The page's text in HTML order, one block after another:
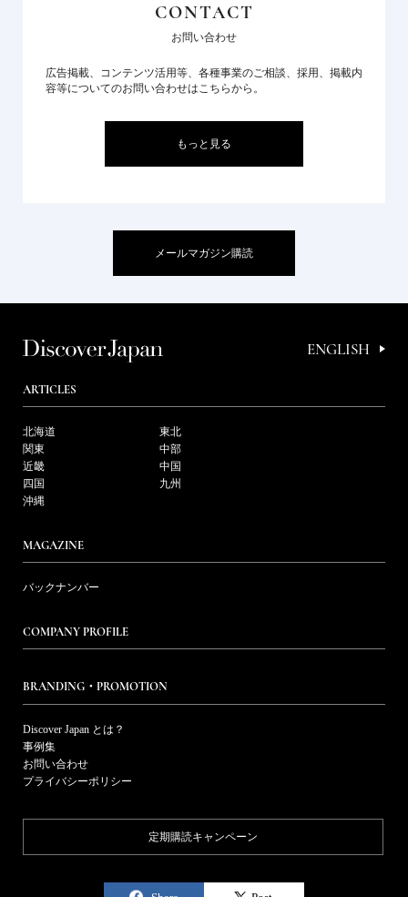
CONTACT
お問い合わせ
広告掲載、コンテンツ活用等、各種事業のご相談、採用、掲載内
容等についてのお問い合わせはこちらから。
もっと見る
メールマガジン購読
ENGLISH
ARTICLES
北海道
東北
関東
中部
近畿
中国
四国
九州
沖縄
MAGAZINE
バックナンバー
COMPANY PROFILE
BRANDING・PROMOTION
Discover Japan とは？
事例集
お問い合わせ
プライバシーポリシー
定期購読キャンペーン